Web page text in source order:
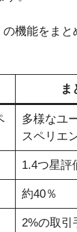
機能をまと
ま
多様なユ
スペリエ
1.4つ星評
約40％
2%の取引